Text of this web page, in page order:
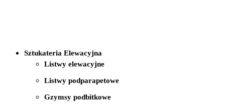
Sztukateria Elewacyjna
Listwy elewacyjne
Listwy podparapetowe
Gzymsy podbitkowe